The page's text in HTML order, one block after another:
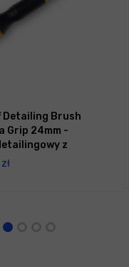
Detailing Brush
Grip 24mm -
z
zł